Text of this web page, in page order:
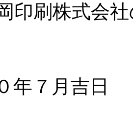
印刷株式会
年７月吉日